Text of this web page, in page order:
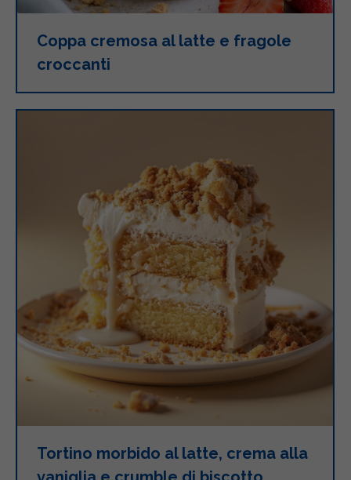
Coppa cremosa al latte e fragole
croccanti
Tortino morbido al latte, crema alla